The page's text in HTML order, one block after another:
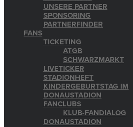
UNSERE PARTNER
SPONSORING
PARTNERFINDER
FANS
TICKETING
ATGB
SCHWARZMARKT
LIVETICKER
STADIONHEFT
KINDERGEBURTSTAG IM
DONAUSTADION
FANCLUBS
KLUB-FANDIALOG
DONAUSTADION